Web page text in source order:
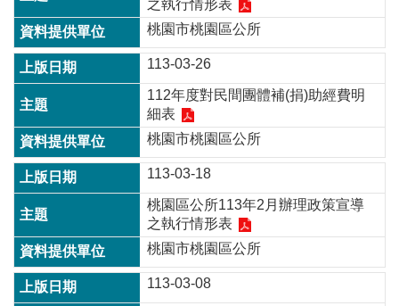
便
民
資
訊
關
通
訊
錄
關
資
料
之執行情形表
桃園市桃園區公所
113-03-26
112年度對民間團體補(捐)助經費明
細表
桃園市桃園區公所
113-03-18
桃園區公所113年2月辦理政策宣導
之執行情形表
桃園市桃園區公所
113-03-08